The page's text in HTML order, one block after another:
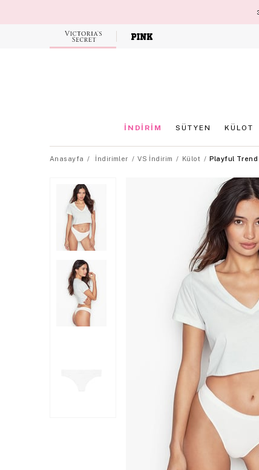
Victoria's
Secret
İNDİRİM SÜTYEN KÜLOT
Anasayfa İndirimler VS İndirim Külot Playful Trend